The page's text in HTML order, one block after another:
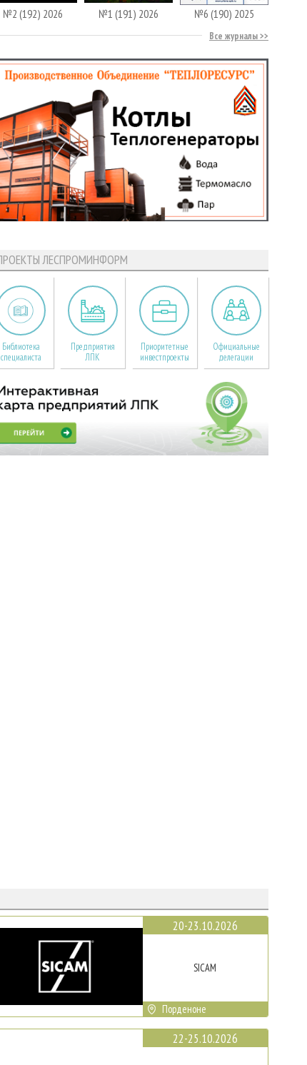
№2 (192) 2026 №1 (191) 2026 №6 (190) 2025
Все журналы
ЛЕСПРОМИНФОРМ
Библиотека
специалиста
Предприятия
ЛПК
Приоритетные
инвестпроекты
Официальные
делегации
20-23.10.2026
SICAM
Порденоне
22-25.10.2026